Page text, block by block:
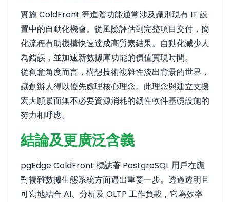
實施 ColdFront 等進階功能通常涉及識別現有 IT 設
置中的自動化機會。從風險評估到完整項目交付，簡
化流程有助機構快速達成高質素結果。自動化減少人
為錯誤，並加速新數據庫功能的價值實現時間。
從創意角度而言，構想技術複雜性淡出背景的世界，
讓創辦人得以優先處理核心理念。此理念與建立支援
宏大願景而無不必要資源消耗的韌性軟件基礎設施的
努力相呼應。
結論及更廣泛含義
pgEdge ColdFront 標誌著 PostgreSQL 用戶在應
對複雜數據生態系統方面邁出重要一步。透過透明且
可寫地結合 AI、分析及 OLTP 工作負載，它為效率